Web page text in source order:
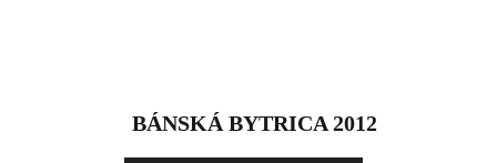
BÁNSKÁ BYTRICA 2012